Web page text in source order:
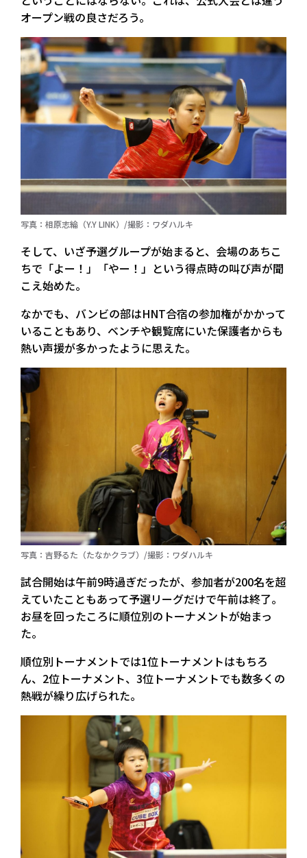
オープン戦の良さだろう。
写真：相原志綸（Y.Y LINK）/撮影：ワダハルキ
そして、いざ予選グループが始まると、会場のあちこ
ちで「よー！」「やー！」という得点時の叫び声が聞
こえ始めた。
なかでも、バンビの部はHNT合宿の参加権がかかって
いることもあり、ベンチや観覧席にいた保護者からも
熱い声援が多かったように思えた。
写真：吉野るた（たなかクラブ）/撮影：ワダハルキ
試合開始は午前9時過ぎだったが、参加者が200名を超
えていたこともあって予選リーグだけで午前は終了。
お昼を回ったころに順位別のトーナメントが始まっ
た。
順位別トーナメントでは1位トーナメントはもちろ
ん、2位トーナメント、3位トーナメントでも数多くの
熱戦が繰り広げられた。